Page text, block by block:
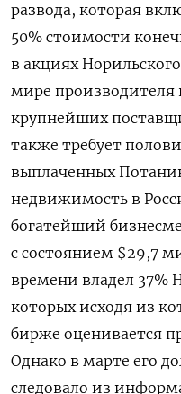
развода, которая
50% стоимости
в акциях
мире производителя
крупнейших
также требует
выплаченных
недвижимость ⁠в
богатейший
c состоянием $29,7
времени ‌владел 37%
которых исходя из
бирже ‌оценивается
Однако в марте его
следовало из